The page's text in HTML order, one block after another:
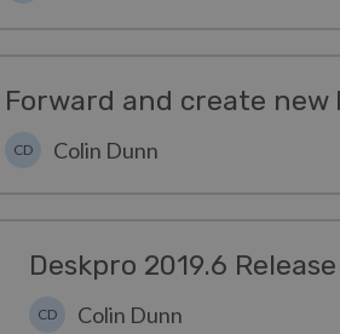
Forward and create new
CD Colin Dunn
Deskpro 2019.6 Release
CD Colin Dunn